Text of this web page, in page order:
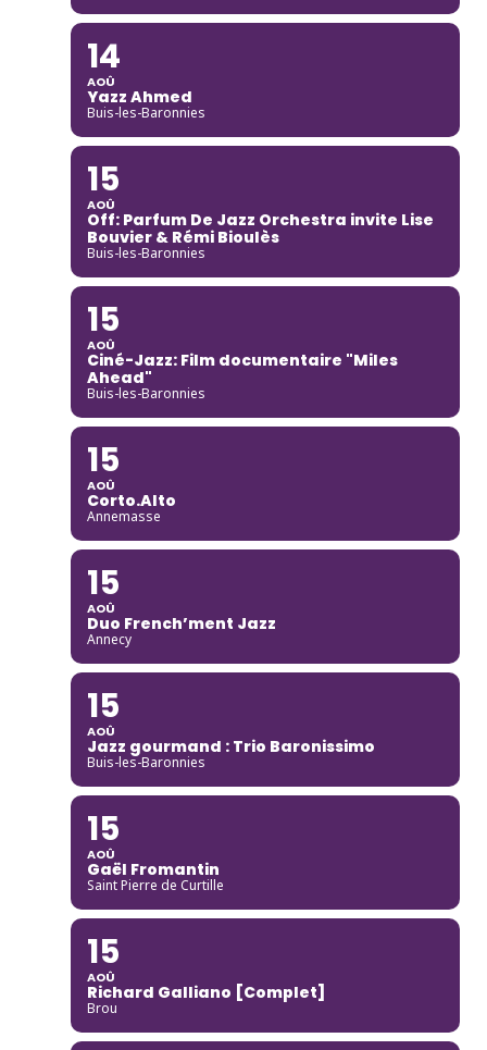
14
AOÛ
Yazz Ahmed
Buis-les-Baronnies
15
AOÛ
Off: Parfum De Jazz Orchestra invite Lise
Bouvier & Rémi Bioulès
Buis-les-Baronnies
15
AOÛ
Ciné-Jazz: Film documentaire "Miles
Ahead"
Buis-les-Baronnies
15
AOÛ
Corto.Alto
Annemasse
15
AOÛ
Duo French’ment Jazz
Annecy
15
AOÛ
Jazz gourmand : Trio Baronissimo
Buis-les-Baronnies
15
AOÛ
Gaël Fromantin
Saint Pierre de Curtille
15
AOÛ
Richard Galliano [Complet]
Brou